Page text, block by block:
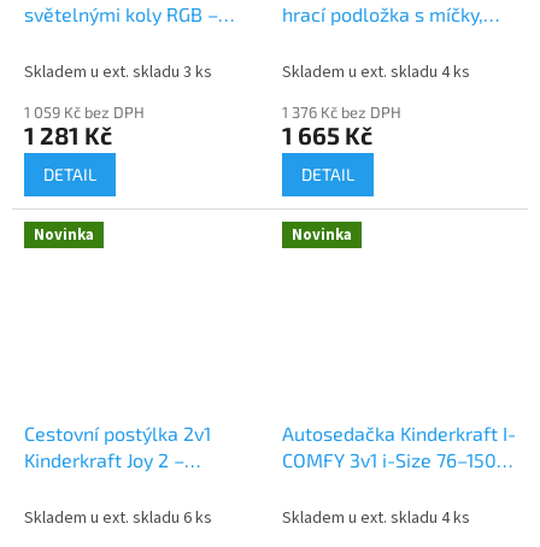
světelnými koly RGB –
děti od 12m, green
Skladem u ext. skladu 3 ks
1 059 Kč bez DPH
1 281 Kč
DETAIL
hrací podložka s míčky,
Skladem u ext. skladu 4 ks
1 376 Kč bez DPH
1 665 Kč
DETAIL
Novinka
Cestovní postýlka 2v1
Kinderkraft Joy 2 –
Skladem u ext. skladu 6 ks
Novinka
Autosedačka Kinderkraft I-
COMFY 3v1 i-Size 76–150
Skladem u ext. skladu 4 ks